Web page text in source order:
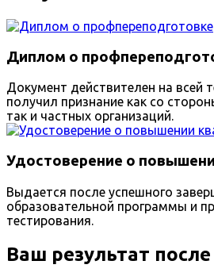
Диплом о
Документ действителен на всей
получил признание как со
так и частных организаций.
Удостоверение о
Выдается после успешного
образовательной программы и
тестирования.
Ваш результат